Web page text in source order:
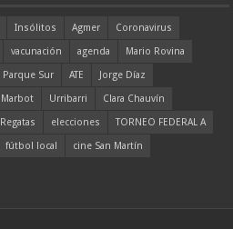
Insólitos Agmer
Coronavirus
vacunación agenda
Mario Rovina
Parque Sur ATE
Jorge Díaz
Marbot Urribarri
Clara Chauvín
Regatas elecciones
TORNEO FEDERAL A
fútbol local cine San Martín